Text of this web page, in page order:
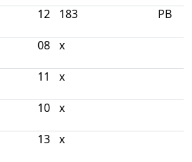
12 183 PB
08 x
11 x
10 x
13 x